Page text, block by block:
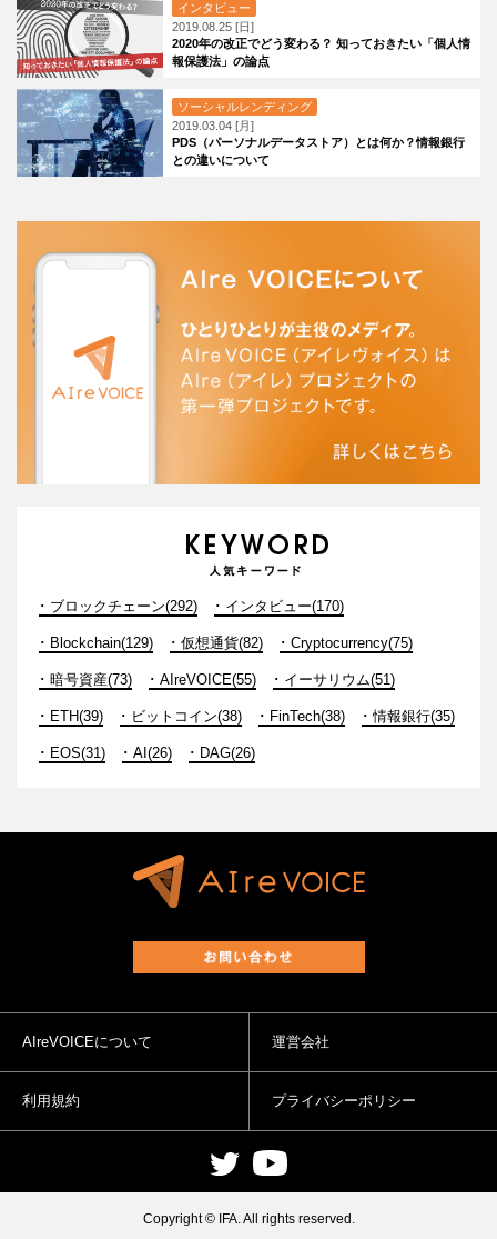
インタビュー
2019.08.25 [日]
2020年の改正でどう変わる？ 知っておきたい「個人情
報保護法」の論点
ソーシャルレンディング
2019.03.04 [月]
PDS（パーソナルデータストア）とは何か？情報銀行
との違いについて
ブロックチェーン(292) インタビュー(170)
Blockchain(129) 仮想通貨(82) Cryptocurrency(75)
暗号資産(73) AIreVOICE(55) イーサリウム(51)
ETH(39) ビットコイン(38) FinTech(38) 情報銀行(35)
EOS(31) AI(26) DAG(26)
AIreVOICEについて 運営会社
利用規約 プライバシーポリシー
Copyright © IFA. All rights reserved.